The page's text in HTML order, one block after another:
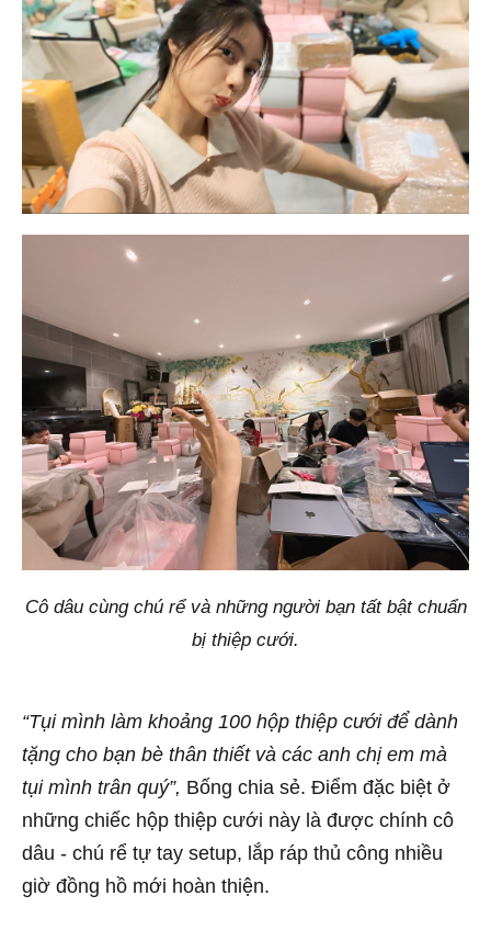
Cô dâu cùng chú rể và những người bạn tất bật chuẩn
bị thiệp cưới.
“Tụi mình làm khoảng 100 hộp thiệp cưới để dành
tặng cho bạn bè thân thiết và các anh chị em mà
tụi mình trân quý”, Bống chia sẻ. Điểm đặc biệt ở
những chiếc hộp thiệp cưới này là được chính cô
dâu - chú rể tự tay setup, lắp ráp thủ công nhiều
giờ đồng hồ mới hoàn thiện.